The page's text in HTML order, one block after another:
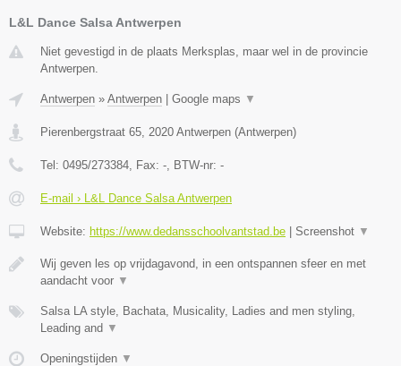
L&L Dance Salsa Antwerpen
Niet gevestigd in de plaats Merksplas, maar wel in de provincie
Antwerpen.
Antwerpen » Antwerpen Google maps ▼
Pierenbergstraat 65, 2020 Antwerpen (Antwerpen)
Tel: 0495/273384, Fax: -, BTW-nr: -
E-mail › L&L Dance Salsa Antwerpen
Website: https://www.dedansschoolvantstad.be Screenshot ▼
Wij geven les op vrijdagavond, in een ontspannen sfeer en met
aandacht voor ▼
Salsa LA style, Bachata, Musicality, Ladies and men styling,
Leading and ▼
Openingstijden ▼